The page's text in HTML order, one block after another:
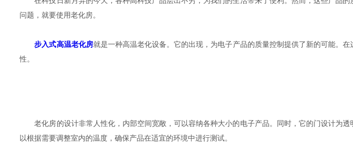
问题，就要使用老化房。
步入式高温老化房就是一种高温老化设备。它的出现，为电子产品的质量控制提供了新的可能。
性。
老化房的设计非常人性化，内部空间宽敞，可以容纳各种大小的电子产品。同时，它的门设计为
以根据需要调整室内的温度，确保产品在适宜的环境中进行测试。